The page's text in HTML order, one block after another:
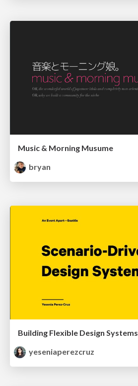
Music & Morning Musume
bryan
Building Flexible Design Systems
yeseniaperezcruz